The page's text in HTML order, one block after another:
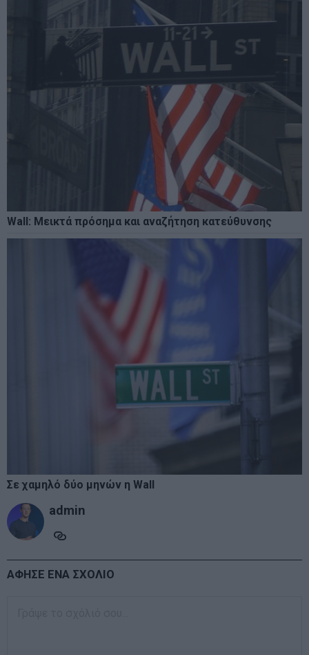
Wall: Μεικτά πρόσημα και αναζήτηση κατεύθυνσης
Σε χαμηλό δύο μηνών η Wall
admin
ΑΦΗΣΕ ΕΝΑ ΣΧΟΛΙΟ